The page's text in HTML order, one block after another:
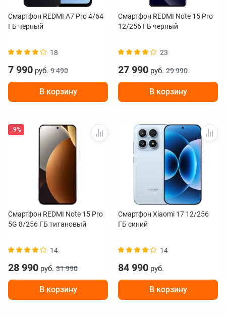
Смартфон REDMI A7 Pro 4/64
ГБ черный
18
7 990 руб. 9 490
В корзину
Смартфон REDMI Note 15 Pro
12/256 ГБ черный
23
27 990 руб. 29 990
В корзину
-9%
Смартфон REDMI Note 15 Pro
5G 8/256 ГБ титановый
14
28 990 руб. 31 990
В корзину
Смартфон Xiaomi 17 12/256
ГБ синий
14
84 990 руб.
В корзину